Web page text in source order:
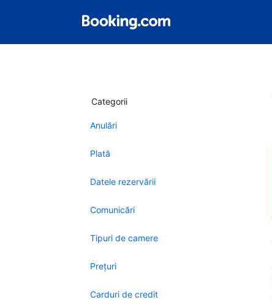
Categorii
Anulări
Plată
Datele rezervării
Comunicări
Tipuri de camere
Preţuri
Carduri de credit